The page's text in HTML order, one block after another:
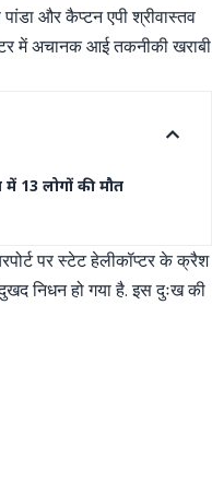
और कैप्टन एपी श्रीवास्तव
में अचानक आई तकनीकी खराबी
13 लोगों की मौत
पर स्टेट हेलीकॉप्टर के क्रैश
निधन हो गया है. इस दुःख की